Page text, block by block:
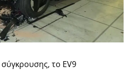
το EV9